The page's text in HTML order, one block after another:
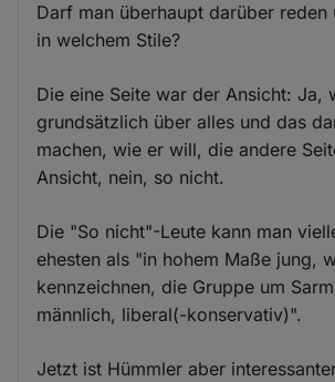
Darf man überhaupt darüber reden
in welchem Stile?
Die eine Seite war der Ansicht: Ja,
grundsätzlich über alles und das
machen, wie er will, die andere
Ansicht, nein, so nicht.
Die "So nicht"-Leute kann man
ehesten als "in hohem Maße jung,
kennzeichnen, die Gruppe um
männlich, liberal(-konservativ)".
Jetzt ist Hümmler aber